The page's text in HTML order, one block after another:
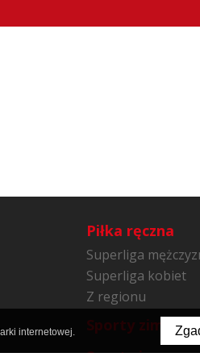
Piłka ręczna
Superliga
Superliga kobiet
Z regionu
Sporty zimowe
Sporty inne
internetowej.